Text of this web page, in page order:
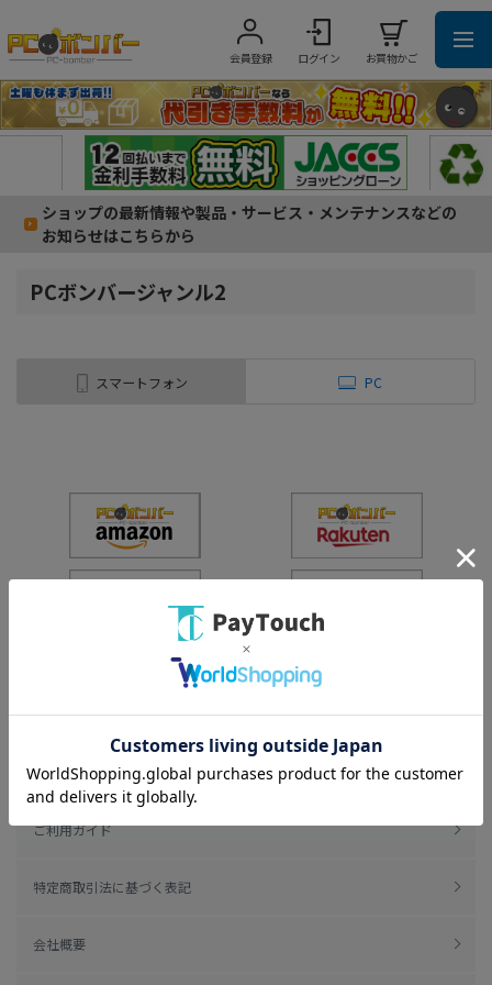
会員登録 ログイン お買物かご
ショップの最新情報や製品・サービス・メンテナンスなどの
お知らせはこちらから
PCボンバージャンル2
スマートフォン PC
ご利用規約
ご利用ガイド
特定商取引法に基づく表記
会社概要